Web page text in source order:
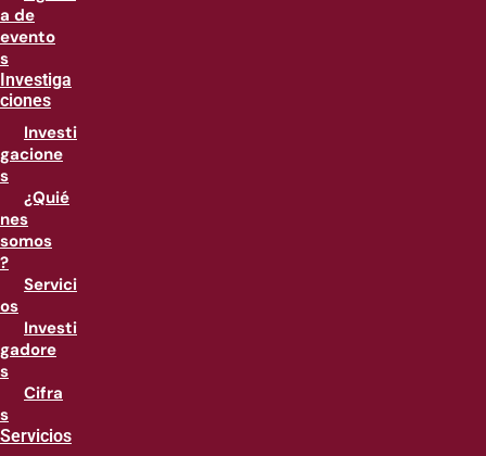
a de
evento
s
Investiga
ciones
Investi
gacione
s
¿Quié
nes
somos
?
Servici
os
Investi
gadore
s
Cifra
s
Servicios